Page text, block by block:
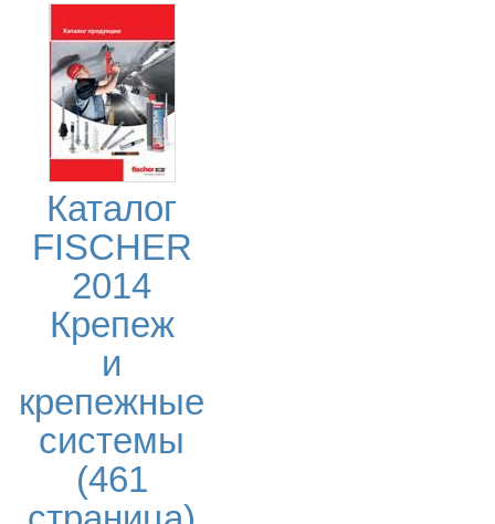
Каталог
FISCHER
2014
Крепеж
и
крепежные
системы
(461